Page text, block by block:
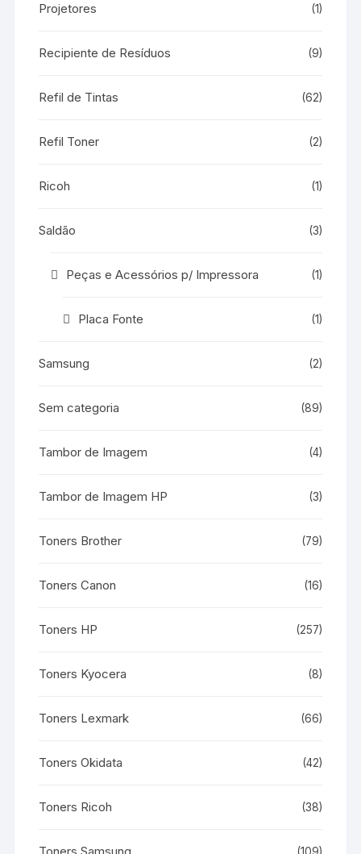
Projetores (1)
Recipiente de Resíduos (9)
Refil de Tintas (62)
Refil Toner (2)
Ricoh (1)
Saldão (3)
Peças e Acessórios p/ Impressora (1)
Placa Fonte (1)
Samsung (2)
Sem categoria (89)
Tambor de Imagem (4)
Tambor de Imagem HP (3)
Toners Brother (79)
Toners Canon (16)
Toners HP (257)
Toners Kyocera (8)
Toners Lexmark (66)
Toners Okidata (42)
Toners Ricoh (38)